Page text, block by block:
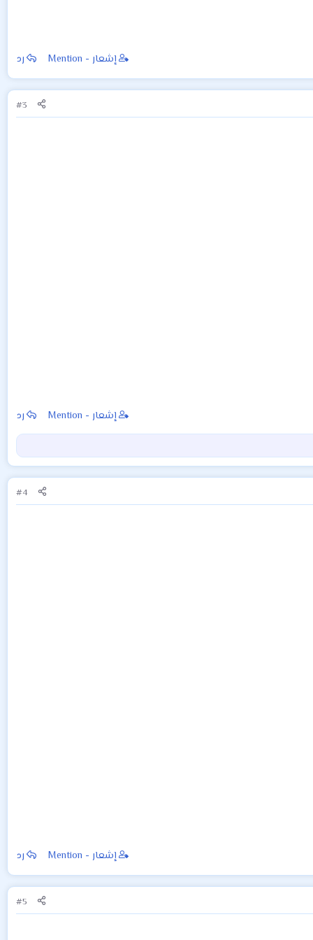
إشعار - Mention رد
#3
إشعار - Mention رد
#4
إشعار - Mention رد
#5